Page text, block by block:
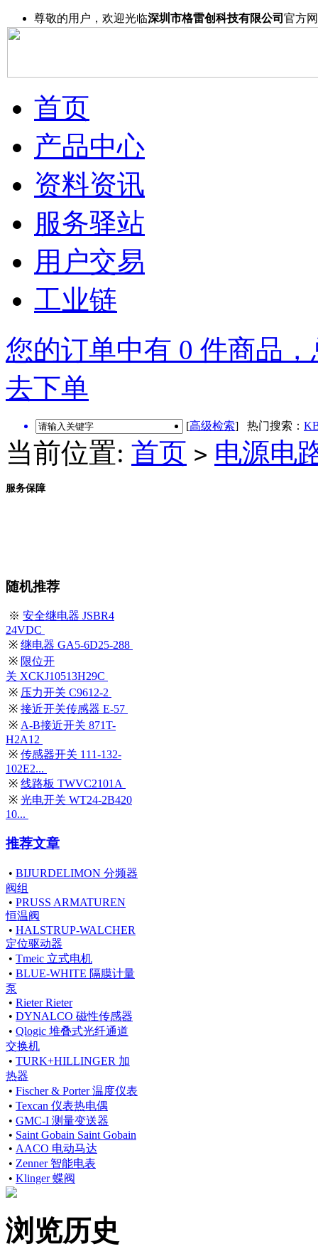
尊敬的用户，欢迎光临深圳市格雷创科技有限公司 官方
首页
产品中心
资料资讯
服务驿站
用户交易
工业链
您的订单中有 0 件商品
去下单
[高级检索] 热门搜索：
当前位置: 首页 > 电源电
服务保障
随机推荐
※ 安全继电器 JSBR4
24VDC
※ 继电器 GA5-6D25-288
※ 限位开
关 XCKJ10513H29C
※ 压力开关 C9612-2
※ 接近开关传感器 E-57
※ A-B接近开关 871T-
H2A12
※ 传感器开关 111-132-
102E2...
※ 线路板 TWVC2101A
※ 光电开关 WT24-2B420
10...
推荐文章
• BIJURDELIMON 分频器
阀组
• PRUSS ARMATUREN
恒温阀
• HALSTRUP-WALCHER
定位驱动器
• Tmeic 立式电机
• BLUE-WHITE 隔膜计量
泵
• Rieter Rieter
• DYNALCO 磁性传感器
• Qlogic 堆叠式光纤通道
交换机
• TURK+HILLINGER 加
热器
• Fischer & Porter 温度仪表
• Texcan 仪表热电偶
• GMC-I 测量变送器
• Saint Gobain Saint Gobain
• AACO 电动马达
• Zenner 智能电表
• Klinger 蝶阀
浏览历史